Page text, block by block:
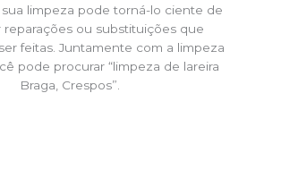
sua limpeza pode torná-lo ciente de
reparações ou substituições que
feitas. Juntamente com a limpeza
pode procurar “limpeza de lareira
Braga, Crespos”.